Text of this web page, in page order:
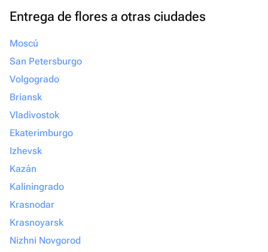
Entrega de flores a otras ciudades
Moscú
San Petersburgo
Volgogrado
Briansk
Vladivostok
Ekaterimburgo
Izhevsk
Kazán
Kaliningrado
Krasnodar
Krasnoyarsk
Nizhni Novgorod